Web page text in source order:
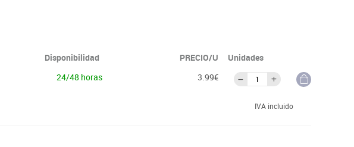
Disponibilidad PRECIO/U
Unidades
24/48 horas 3.99€
IVA incluido